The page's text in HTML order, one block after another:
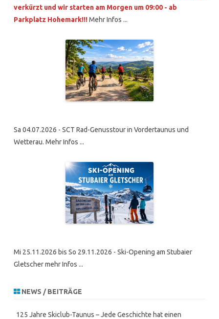
verkürzt und wir starten am Morgen um 09:00 - ab
Parkplatz Hohemark!!!Mehr Infos ...
Sa 04.07.2026 - SCT Rad-Genusstour in Vordertaunus und
Wetterau. Mehr Infos ...
Mi 25.11.2026 bis So 29.11.2026 - Ski-Opening am Stubaier
Gletscher mehr Infos ...
NEWS / BEITRÄGE
125 Jahre Skiclub-Taunus – Jede Geschichte hat einen